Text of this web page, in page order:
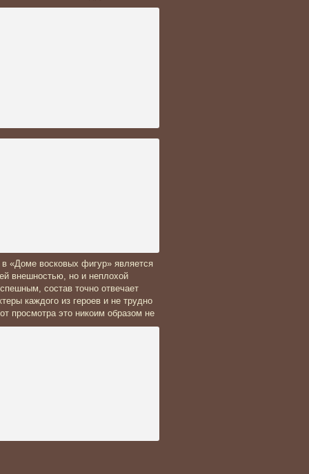
«Доме восковых фигур» является
внешностью, но и неплохой
состав точно отвечает
каждого из героев и не трудно
просмотра это никоим образом не